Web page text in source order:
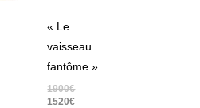
« Le
vaisseau
fantôme »
1900€
1520€